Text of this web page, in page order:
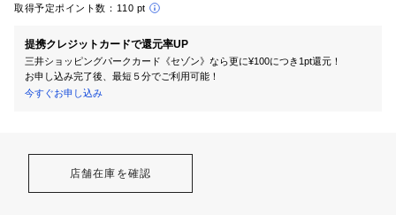
取得予定ポイント数： 110 pt
提携クレジットカードで還元率UP
三井ショッピングパークカード《セゾン》なら更に¥100につき1pt還元！
お申し込み完了後、最短５分でご利用可能！
今すぐお申し込み
店舗在庫を確認